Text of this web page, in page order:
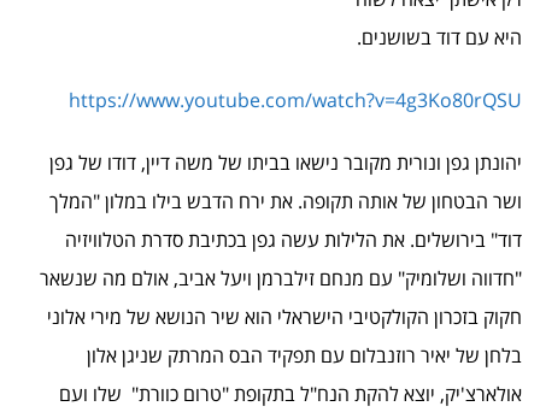
היא עם דוד בשושנים.
https://www.youtube.com/watch?v=4g3Ko80rQSU
יהונתן גפן ונורית מקובר נישאו בביתו של משה דיין, דודו של גפן
ושר הבטחון של אותה תקופה. את ירח הדבש בילו במלון "המלך
דוד" בירושלים. את הלילות עשה גפן בכתיבת סדרת הטלוויזיה
"חדווה ושלומיק" עם מנחם זילברמן ויעל אביב, אולם מה שנשאר
חקוק בזכרון הקולקטיבי הישראלי הוא שיר הנושא של מירי אלוני
בלחן של יאיר רוזנבלום עם תפקיד הבס המרתק שניגן אלון
אולארצ'יק, יוצא להקת הנח"ל בתקופת "טרום כוורת" שלו ועם